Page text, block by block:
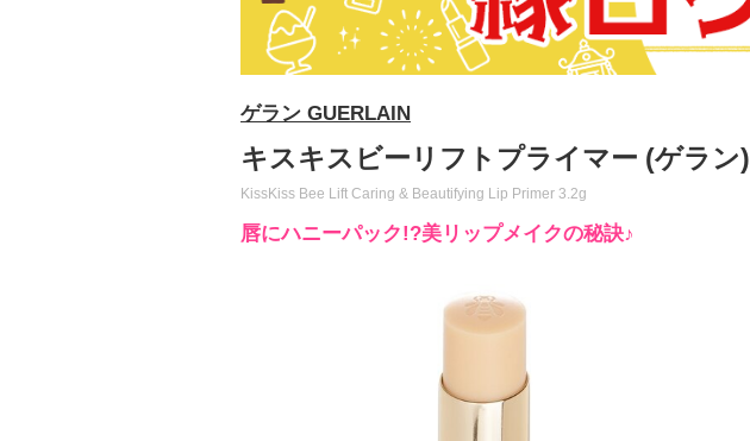
ゲラン GUERLAIN
キスキスビーリフトプライマー (ゲラン)
KissKiss Bee Lift Caring & Beautifying Lip Primer 3.2g
唇にハニーパック!?美リップメイクの秘訣♪